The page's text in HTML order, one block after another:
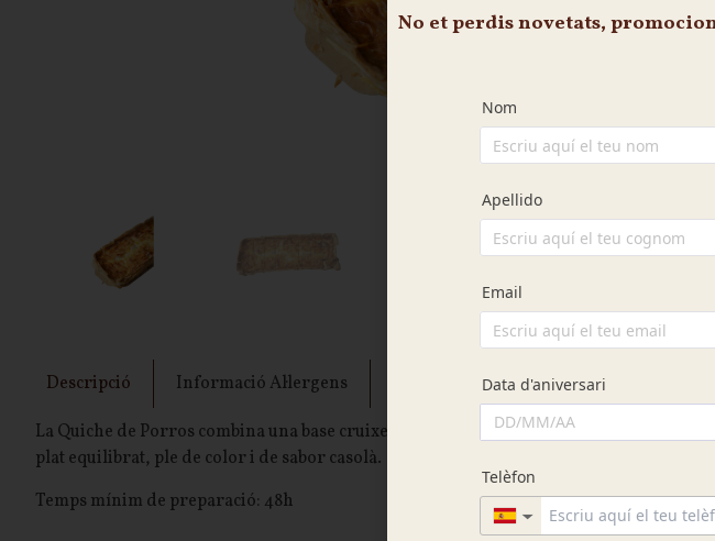
Descripció Informació Al·lergens Intoleràncies
Ingredients
La Quiche de Porros combina una base cruixent de pasta brisa amb una suau crema
plat equilibrat, ple de color i de sabor casolà.
Temps mínim de preparació: 48h
No et perdis novetats,